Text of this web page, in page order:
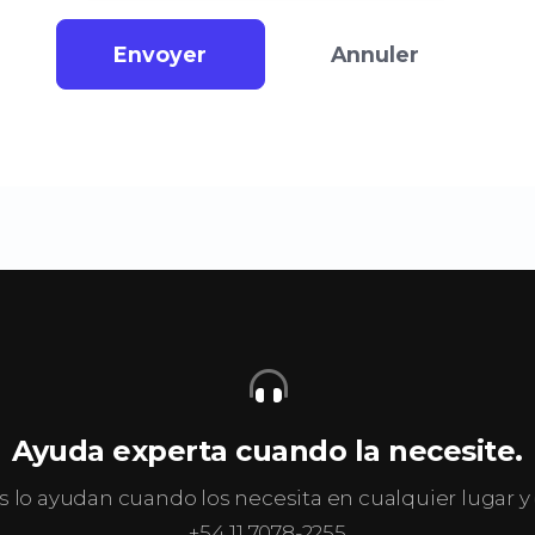
Envoyer Annuler
Ayuda experta cuando la necesite.
lo ayudan cuando los necesita en cualquier lugar